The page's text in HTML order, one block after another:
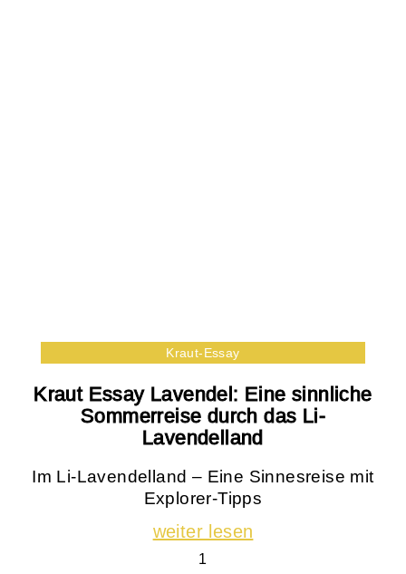
Kraut-Essay
Kraut Essay Lavendel: Eine sinnliche
Sommerreise durch das Li-
Lavendelland
Im Li-Lavendelland – Eine Sinnesreise mit
Explorer-Tipps
weiter lesen